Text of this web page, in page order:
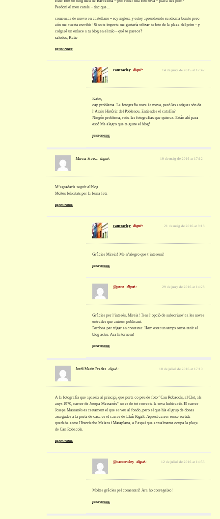
Perdoni el meu catala – tinc que…
comenzar de nuevo en castellano – soy inglesa y estoy aprendiendo su idioma bonito pero
aún me cuesta escribir! Si no te importa me gustaría utlizar tu foto de la plaza del prim – y
colgaré un enlace a tu blog en el mío – qué te parece?
saludos, Katie
RESPONDRE
cancowley diguè: 14 de juny de 2015 at 17:42
Katie,
cap problema. La fotografia nova és meva, però les antigues són de
l’Arxiu Històric del Poblenou. Entiendes el catalán?
Ningún problema, roba las fotografías que quieras. Están ahí para
eso! Me alegro que te guste el blog!
RESPONDRE
Mireia Freixa diguè: 19 de maig de 2016 at 17:12
M’agradaria seguir el blog
Moltes felicitats per la feina feta
RESPONDRE
cancowley diguè: 21 de maig de 2016 at 9:18
Gràcies Mireia! Me n’alegro que t’interessi!
RESPONDRE
@pere diguè: 29 de juny de 2016 at 14:28
Gràcies per l’interès, Mireia! Tens l’opció de subscriure’t a les noves
entrades que anirem publicant.
Perdona per trigar en contestar. Hem estat un temps sense tenir el
blog actiu. Ara hi tornem!
RESPONDRE
Jordi Marin Prades diguè: 10 de juliol de 2016 at 17:10
A la fotografía que apareix al principi, que porta co peu de foto “Can Robacols, al Clot, als
anys 1970, carrer de Josepa Massanés” no es de tot correcta la seva hubicació. El carrer
Josepa Massanés es certament el que es veu al fondo, pero el que hia el grup de dones
assegudes a la porta de casa es el carrer de Lluís Rigalt. Aquest carrer sense sortida
quedaba entre Historiador Maians i Mataplana, a l’espai que actualmente ocupa la plaça
de Can Robacols.
RESPONDRE
@cancowley diguè: 12 de juliol de 2016 at 14:53
Moltes gràcies pel comentari! Ara ho corregeixo!
RESPONDRE